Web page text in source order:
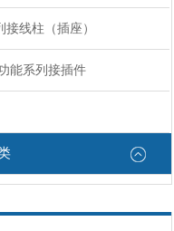
接线柱（插座）
能系列接插件